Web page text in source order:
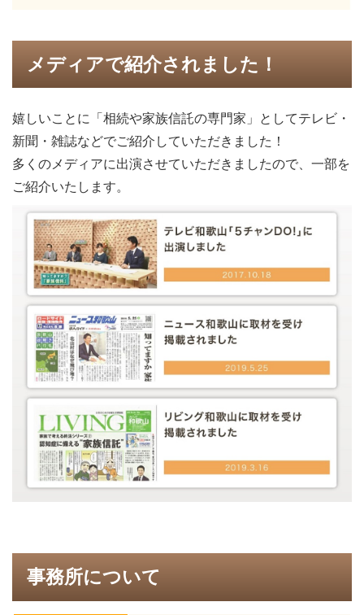
メディアで紹介されました！
嬉しいことに「相続や家族信託の専門家」としてテレビ・
新聞・雑誌などでご紹介していただきました！
多くのメディアに出演させていただきましたので、一部を
ご紹介いたします。
事務所について